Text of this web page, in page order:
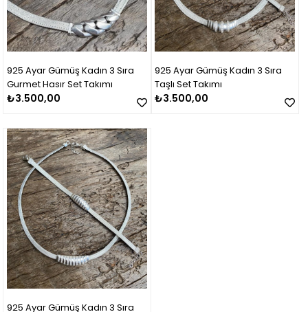
925 Ayar Gümüş Kadın 3 Sıra
Gurmet Hasır Set Takımı
₺3.500,00
925 Ayar Gümüş Kadın 3 Sıra
Taşlı Set Takımı
₺3.500,00
925 Ayar Gümüş Kadın 3 Sıra